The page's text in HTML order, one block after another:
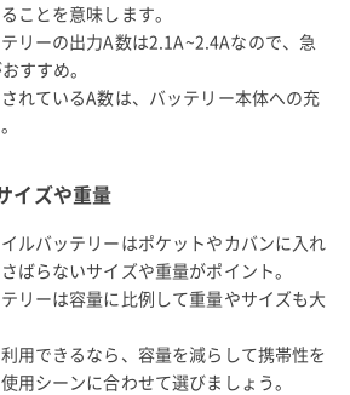
ことを意味します。
リーの出力A数は2.1A~2.4Aなので、急
すすめ。
れているA数は、バッテリー本体への充
イズや重量
ルバッテリーはポケットやカバンに入れ
ばらないサイズや重量がポイント。
リーは容量に比例して重量やサイズも大
用できるなら、容量を減らして携帯性を
用シーンに合わせて選びましょう。